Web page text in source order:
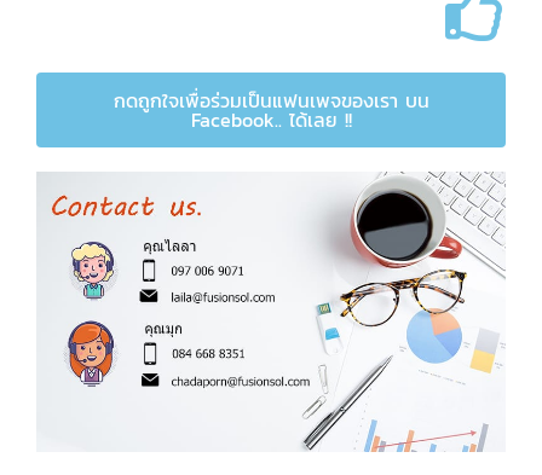
กดถูกใจเพื่อร่วมเป็นแฟนเพจของเรา บน
Facebook.. ได้เลย !!